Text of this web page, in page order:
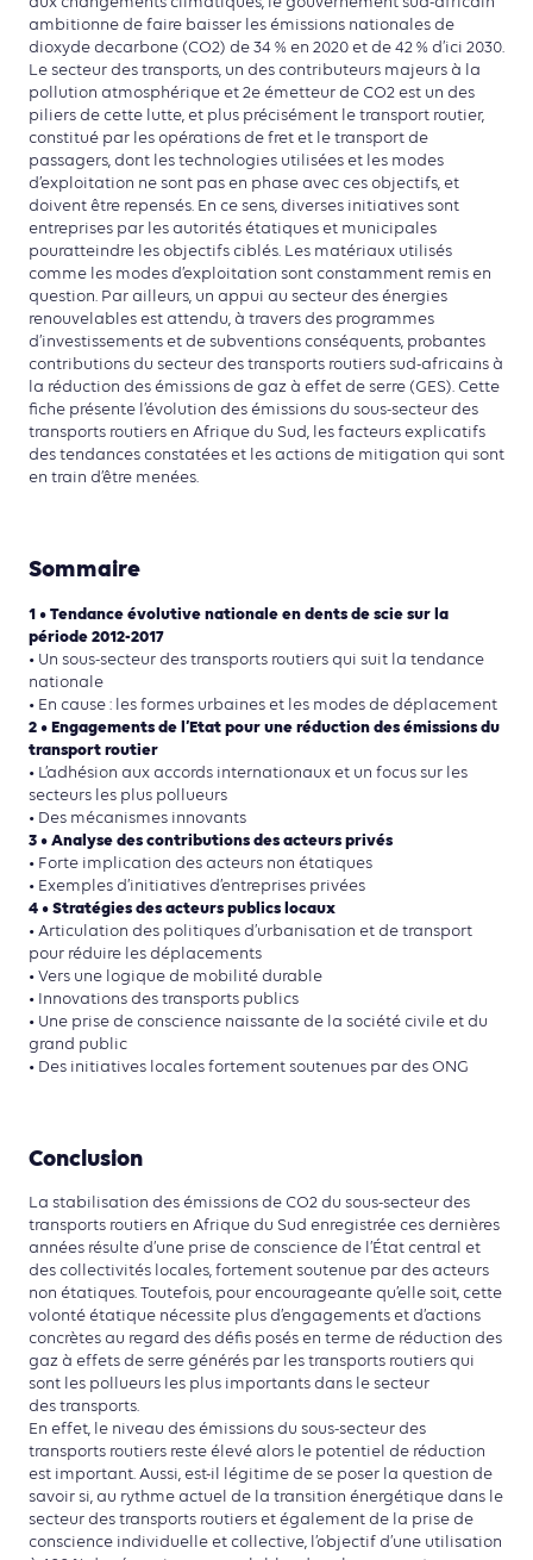
ambitionne de faire baisser les émissions nationales de
dioxyde decarbone (CO2) de 34 % en 2020 et de 42 % d’ici 2030.
Le secteur des transports, un des contributeurs majeurs à la
pollution atmosphérique et 2e émetteur de CO2 est un des
piliers de cette lutte, et plus précisément le transport routier,
constitué par les opérations de fret et le transport de
passagers, dont les technologies utilisées et les modes
d’exploitation ne sont pas en phase avec ces objectifs, et
doivent être repensés. En ce sens, diverses initiatives sont
entreprises par les autorités étatiques et municipales
pouratteindre les objectifs ciblés. Les matériaux utilisés
comme les modes d’exploitation sont constamment remis en
question. Par ailleurs, un appui au secteur des énergies
renouvelables est attendu, à travers des programmes
d’investissements et de subventions conséquents, probantes
contributions du secteur des transports routiers sud-africains à
la réduction des émissions de gaz à effet de serre (GES). Cette
fiche présente l’évolution des émissions du sous-secteur des
transports routiers en Afrique du Sud, les facteurs explicatifs
des tendances constatées et les actions de mitigation qui sont
en train d’être menées.
Sommaire
1 • Tendance évolutive nationale en dents de scie sur la
période 2012-2017
• Un sous-secteur des transports routiers qui suit la tendance
nationale
• En cause : les formes urbaines et les modes de déplacement
2 • Engagements de l’Etat pour une réduction des émissions du
transport routier
• L’adhésion aux accords internationaux et un focus sur les
secteurs les plus pollueurs
• Des mécanismes innovants
3 • Analyse des contributions des acteurs privés
• Forte implication des acteurs non étatiques
• Exemples d’initiatives d’entreprises privées
4 • Stratégies des acteurs publics locaux
• Articulation des politiques d’urbanisation et de transport
pour réduire les déplacements
• Vers une logique de mobilité durable
• Innovations des transports publics
• Une prise de conscience naissante de la société civile et du
grand public
• Des initiatives locales fortement soutenues par des ONG
Conclusion
La stabilisation des émissions de CO2 du sous-secteur des
transports routiers en Afrique du Sud enregistrée ces dernières
années résulte d’une prise de conscience de l’État central et
des collectivités locales, fortement soutenue par des acteurs
non étatiques. Toutefois, pour encourageante qu’elle soit, cette
volonté étatique nécessite plus d’engagements et d’actions
concrètes au regard des défis posés en terme de réduction des
gaz à effets de serre générés par les transports routiers qui
sont les pollueurs les plus importants dans le secteur
des transports.
En effet, le niveau des émissions du sous-secteur des
transports routiers reste élevé alors le potentiel de réduction
est important. Aussi, est-il légitime de se poser la question de
savoir si, au rythme actuel de la transition énergétique dans le
secteur des transports routiers et également de la prise de
conscience individuelle et collective, l’objectif d’une utilisation